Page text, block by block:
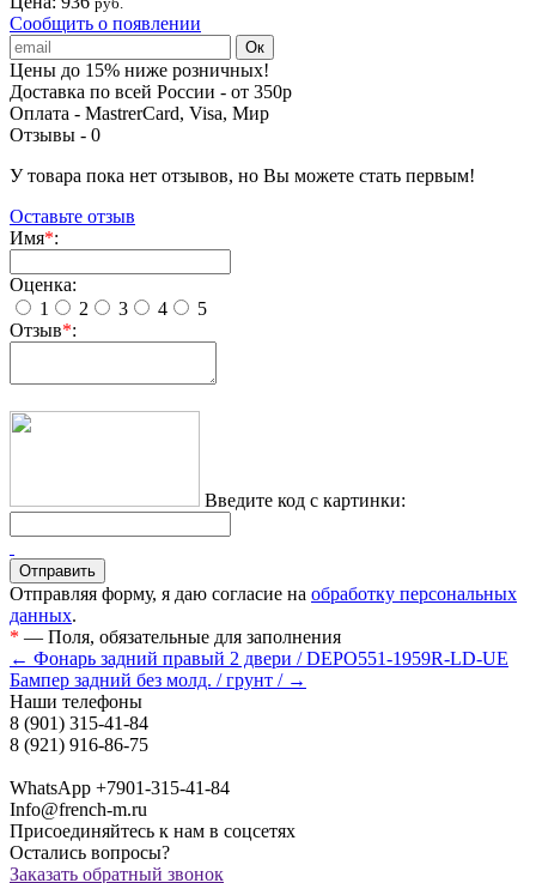
Сообщить о появлении
Цены до 15% ниже розничных!
Доставка по всей России - от 350р
Оплата - MastrerCard, Visa, Мир
Отзывы - 0
У товара пока нет отзывов, но Вы можете стать первым!
Оставьте отзыв
Имя*:
Оценка:
1
2 3 4
5
Отзыв*:
Введите код с картинки:
Отправляя форму, я даю согласие на обработку персональных
данных.
* — Поля, обязательные для заполнения
← Фонарь задний правый 2 двери / DEPO551-1959R-LD-UE
Бампер задний без молд. / грунт / →
Наши телефоны
8 (901) 315-41-84
8 (921) 916-86-75
WhatsApp +7901-315-41-84
Info@french-m.ru
Присоединяйтесь к нам в соцсетях
Остались вопросы?
Заказать обратный звонок